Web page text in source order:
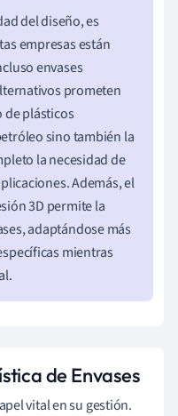
del diseño, es
empresas están
envases
prometen
de plásticos
sino también la
la necesidad de
Además, el
3D permite la
adaptándose más
mientras
de Envases
vital en su gestión.